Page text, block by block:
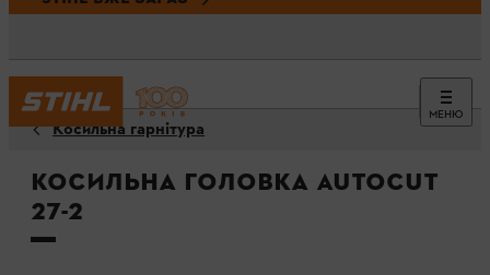
МЕНЮ
Косильна гарнітура
Косильна головка AutoCut
27-2